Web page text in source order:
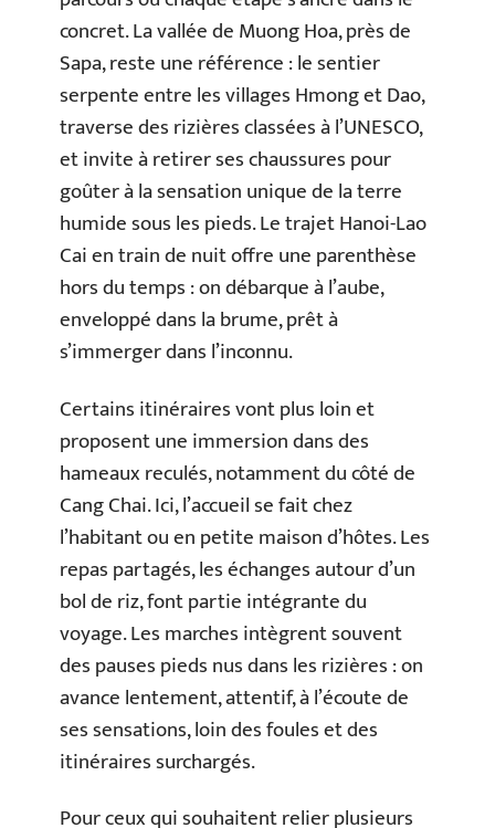
concret. La vallée de Muong Hoa, près de
Sapa, reste une référence : le sentier
serpente entre les villages Hmong et Dao,
traverse des rizières classées à l’UNESCO,
et invite à retirer ses chaussures pour
goûter à la sensation unique de la terre
humide sous les pieds. Le trajet Hanoi-Lao
Cai en train de nuit offre une parenthèse
hors du temps : on débarque à l’aube,
enveloppé dans la brume, prêt à
s’immerger dans l’inconnu.
Certains itinéraires vont plus loin et
proposent une immersion dans des
hameaux reculés, notamment du côté de
Cang Chai. Ici, l’accueil se fait chez
l’habitant ou en petite maison d’hôtes. Les
repas partagés, les échanges autour d’un
bol de riz, font partie intégrante du
voyage. Les marches intègrent souvent
des pauses pieds nus dans les rizières : on
avance lentement, attentif, à l’écoute de
ses sensations, loin des foules et des
itinéraires surchargés.
Pour ceux qui souhaitent relier plusieurs